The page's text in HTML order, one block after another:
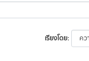
เรียงโดย